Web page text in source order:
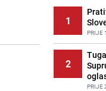
1
PRIJE
2
PRIJE